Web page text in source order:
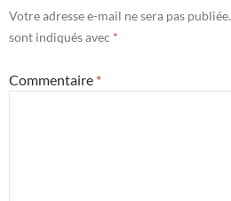
Votre adresse e-mail ne sera pas publiée.
sont indiqués avec *
Commentaire *